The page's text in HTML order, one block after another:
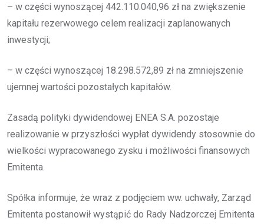
– w części wynoszącej 442.110.040,96 zł na zwiększenie
kapitału rezerwowego celem realizacji zaplanowanych
inwestycji;
– w części wynoszącej 18.298.572,89 zł na zmniejszenie
ujemnej wartości pozostałych kapitałów.
Zasadą polityki dywidendowej ENEA S.A. pozostaje
realizowanie w przyszłości wypłat dywidendy stosownie do
wielkości wypracowanego zysku i możliwości finansowych
Emitenta.
Spółka informuje, że wraz z podjęciem ww. uchwały, Zarząd
Emitenta postanowił wystąpić do Rady Nadzorczej Emitenta